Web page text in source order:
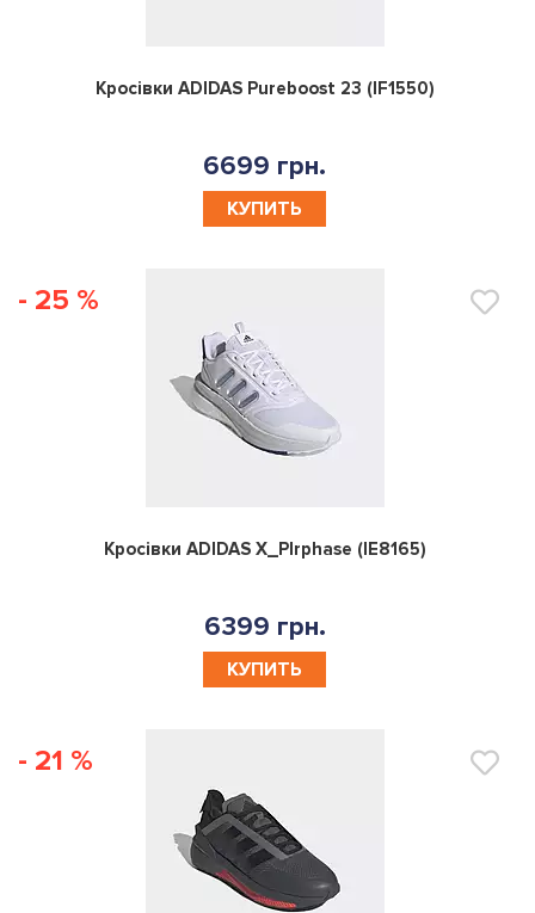
0
Кросівки ADIDAS Pureboost 23 (IF1550)
6699 грн.
КУПИТЬ
- 25 %
0
Кросівки ADIDAS X_Plrphase (IE8165)
6399 грн.
КУПИТЬ
- 21 %